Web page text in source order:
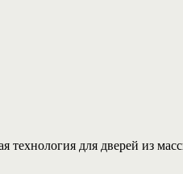
для дверей из